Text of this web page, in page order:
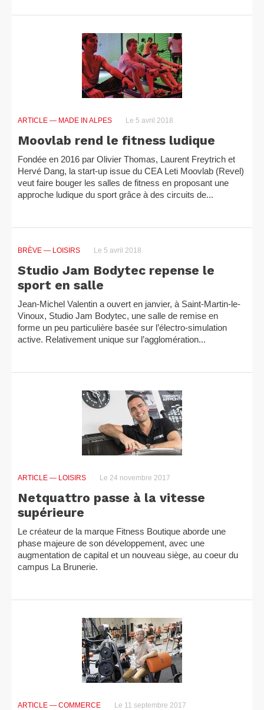
ARTICLE — MADE IN ALPES Le 5 avril 2018
Moovlab rend le fitness ludique
Fondée en 2016 par Olivier Thomas, Laurent Freytrich et
Hervé Dang, la start-up issue du CEA Leti Moovlab (Revel)
veut faire bouger les salles de fitness en proposant une
approche ludique du sport grâce à des circuits de...
BRÈVE — LOISIRS Le 5 avril 2018
Studio Jam Bodytec repense le
sport en salle
Jean-Michel Valentin a ouvert en janvier, à Saint-Martin-le-
Vinoux, Studio Jam Bodytec, une salle de remise en
forme un peu particulière basée sur l’électro-simulation
active. Relativement unique sur l’agglomération...
ARTICLE — LOISIRS Le 24 novembre 2017
Netquattro passe à la vitesse
supérieure
Le créateur de la marque Fitness Boutique aborde une
phase majeure de son développement, avec une
augmentation de capital et un nouveau siège, au coeur du
campus La Brunerie.
ARTICLE — COMMERCE Le 11 septembre 2017